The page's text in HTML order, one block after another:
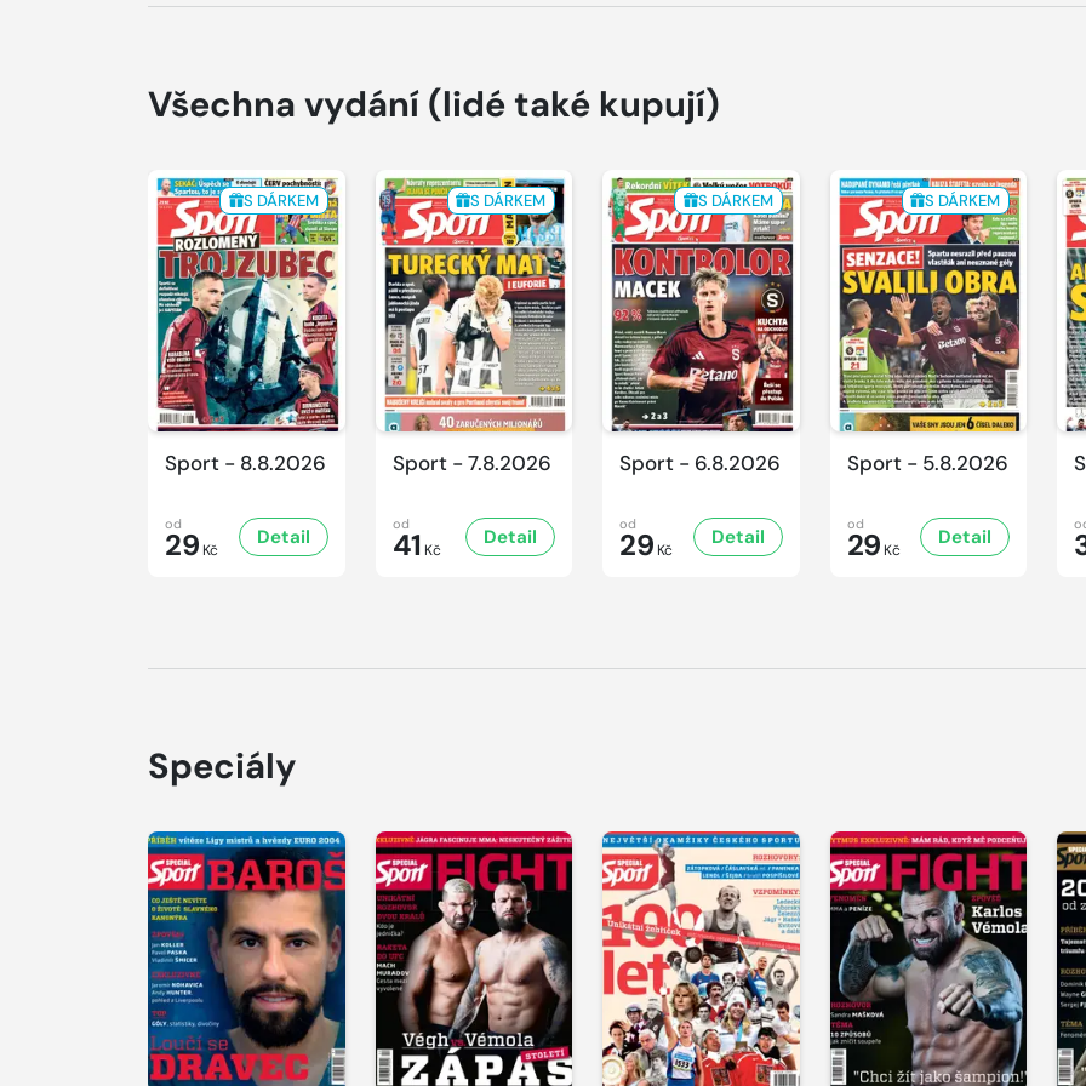
Všechna vydání (lidé také kupují)
S DÁRKEM
Sport - 8.8.2026
od
29 Kč
Detail
S DÁRKEM
Sport - 7.8.2026
od
41 Kč
Detail
S DÁRKEM
Sport - 6.8.2026
od
29 Kč
Detail
S DÁRKEM
Sport - 5.8.2026
od
29 Kč
Detail
Speciály